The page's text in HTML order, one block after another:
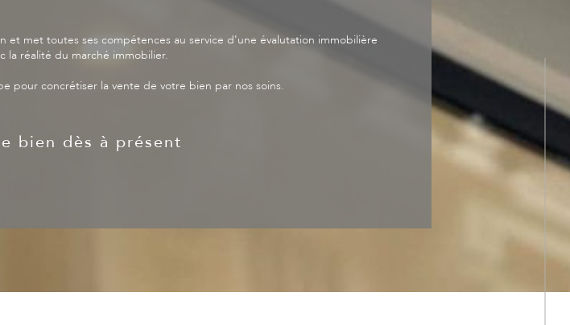
met toutes ses compétences au service d'une évalutation immobilière
la réalité du marché immobilier.
pour concrétiser la vente de votre bien par nos soins.
bien dès à présent